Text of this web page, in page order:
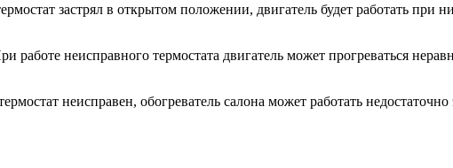
застрял в открытом положении, двигатель будет работать
работе неисправного термостата двигатель может прогреваться
неисправен, обогреватель салона может работать